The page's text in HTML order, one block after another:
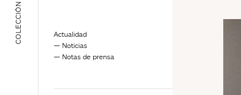
COLECCIÓN
Actualidad
Noticias
Notas de prensa